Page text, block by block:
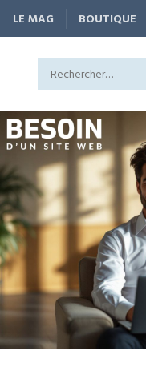
LE MAG BOUTIQUE